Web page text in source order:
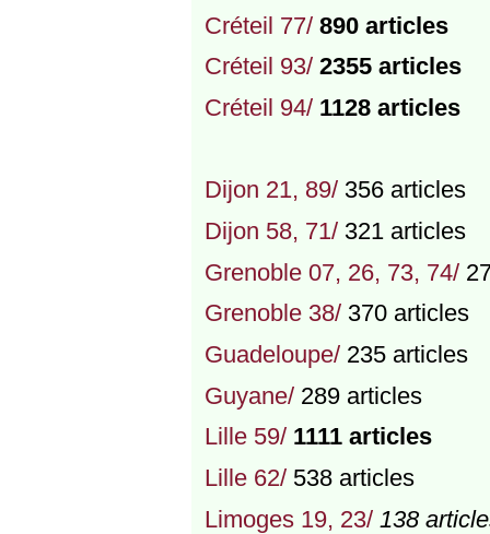
Créteil 77/ 890 articles
Créteil 93/ 2355 articles
Créteil 94/ 1128 articles
Dijon 21, 89/ 356 articles
Dijon 58, 71/ 321 articles
Grenoble 07, 26, 73, 74/
Grenoble 38/370 articles
Guadeloupe/235 articles
Guyane/289 articles
Lille 59/ 1111 articles
Lille 62/538 articles
Limoges 19, 23/ 138